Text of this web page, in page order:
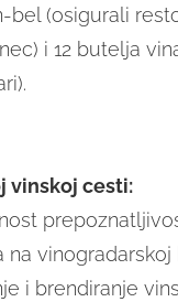
bel (osigurali
i 12 butelja
vinskoj cesti:
na vinogradarskoj
i brendiranje